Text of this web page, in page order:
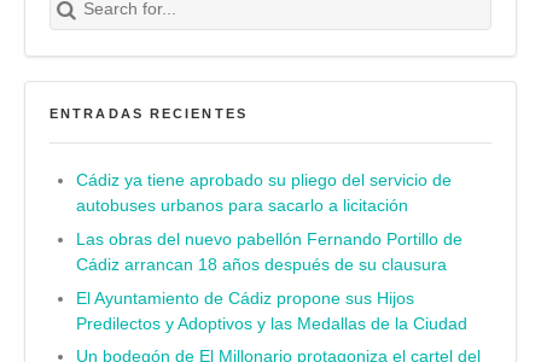
ENTRADAS RECIENTES
Cádiz ya tiene aprobado su pliego del servicio de
autobuses urbanos para sacarlo a licitación
Las obras del nuevo pabellón Fernando Portillo de
Cádiz arrancan 18 años después de su clausura
El Ayuntamiento de Cádiz propone sus Hijos
Predilectos y Adoptivos y las Medallas de la Ciudad
Un bodegón de El Millonario protagoniza el cartel del